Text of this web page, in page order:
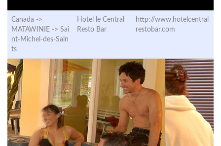
Canada ->
MATAWINIE -> Sai
nt-Michel-des-Sain
ts
Hotel le Central
Resto Bar
http://www.hotelcentral
restobar.com